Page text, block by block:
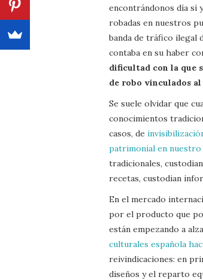
encontrándonos día sí
robadas en nuestros
banda de tráfico ilegal
contaba en su haber
dificultad con la que
de robo vinculados
Se suele olvidar que
conocimientos
casos, de
patrimonial en nuestro
tradicionales,
recetas, custodian
En el mercado
por el producto que
están empezando a
culturales española
reivindicaciones: en
diseños y el reparto